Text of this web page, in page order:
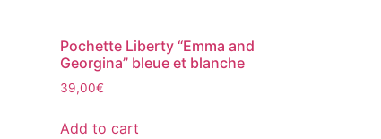
Pochette Liberty “Emma and
Georgina” bleue et blanche
39,00€
Add to cart